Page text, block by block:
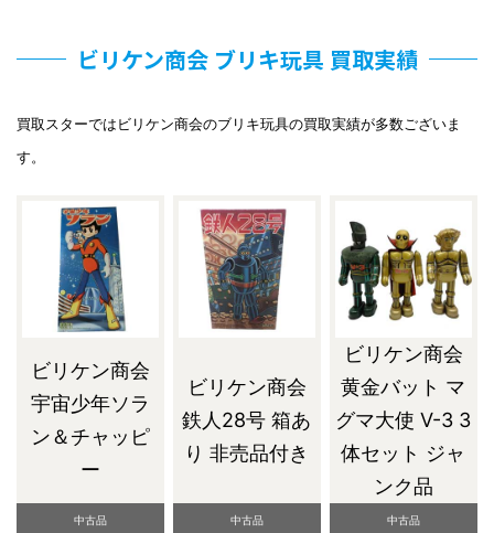
ビリケン商会 ブリキ玩具 買取実績
買取スターではビリケン商会のブリキ玩具の買取実績が多数ございま
す。
ビリケン商会
宇宙少年ソラ
ン＆チャッピ
ー
中古品
ビリケン商会
鉄人28号 箱あ
り 非売品付き
中古品
ビリケン商会
黄金バット マ
グマ大使 V-3 3
体セット ジャ
ンク品
中古品